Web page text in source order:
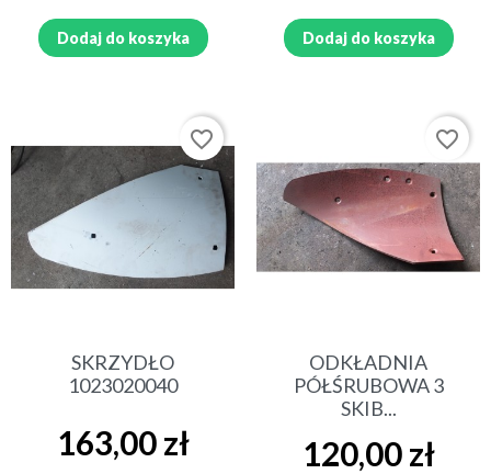
Dodaj do koszyka Dodaj do koszyka
SKRZYDŁO
1023020040
Cena
163,00 zł
favorite_border
ODKŁADNIA
PÓŁŚRUBOWA 3
SKIB...
Cena
120,00 zł
favorite_border